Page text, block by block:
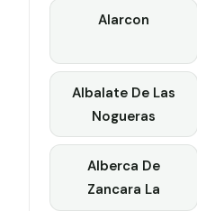
Alarcon
Albalate De Las
Nogueras
Alberca De
Zancara La